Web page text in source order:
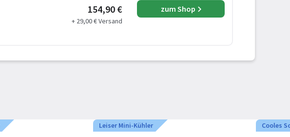
154,90 €
+ 29,00 € Versand
zum Shop
Leiser Mini-Kühler Cooles